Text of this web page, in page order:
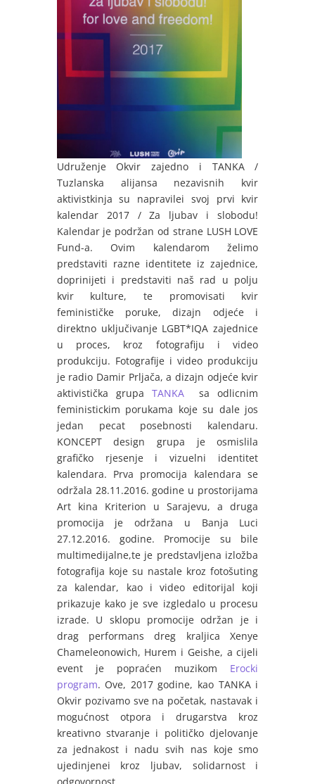
Udruženje Okvir zajedno i TANKA /
Tuzlanska alijansa nezavisnih kvir
aktivistkinja su napravilei svoj prvi kvir
kalendar 2017 / Za ljubav i slobodu!
Kalendar je podržan od strane LUSH LOVE
Fund-a. Ovim kalendarom želimo
predstaviti razne identitete iz zajednice,
doprinijeti i predstaviti naš rad u polju
kvir kulture, te promovisati kvir
feminističke poruke, dizajn odjeće i
direktno uključivanje LGBT*IQA zajednice
u proces, kroz fotografiju i video
produkciju. Fotografije i video produkciju
je radio Damir Prljača, a dizajn odjeće kvir
aktivistička grupa TANKAsa odlicnim
feministickim porukama koje su dale jos
jedan pecat posebnosti kalendaru.
KONCEPT design grupa je osmislila
grafičko rjesenje i vizuelni identitet
kalendara. Prva promocija kalendara se
održala 28.11.2016. godine u prostorijama
Art kina Kriterion u Sarajevu, a druga
promocija je održana u Banja Luci
27.12.2016. godine. Promocije su bile
multimedijalne,te je predstavljena izložba
fotografija koje su nastale kroz fotošuting
za kalendar, kao i video editorijal koji
prikazuje kako je sve izgledalo u procesu
izrade. U sklopu promocije održan je i
drag performans dreg kraljica Xenye
Chameleonowich, Hurem i Geishe, a cijeli
event je popraćen muzikom Erocki
program. Ove, 2017 godine, kao TANKA i
Okvir pozivamo sve na početak, nastavak i
mogućnost otpora i drugarstva kroz
kreativno stvaranje i političko djelovanje
za jednakost i nadu svih nas koje smo
ujedinjenei kroz ljubav, solidarnost i